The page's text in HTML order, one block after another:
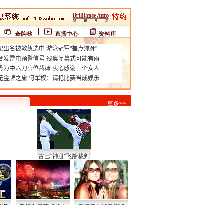
金牌榜 直播中心 资料库
更多>>
古巴"神腿"飞踹裁判